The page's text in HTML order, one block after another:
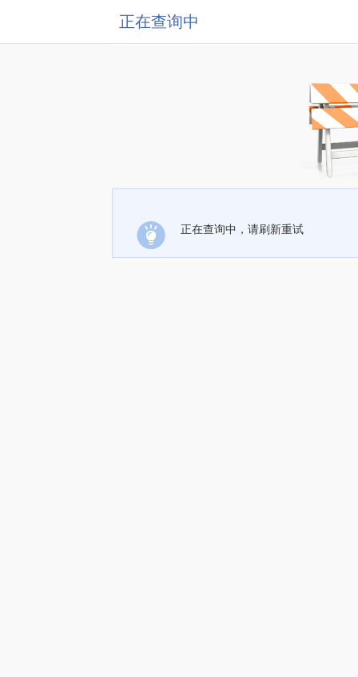
正在查询中
正在查询中，请刷新重试